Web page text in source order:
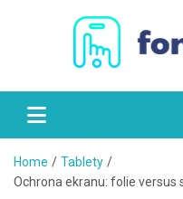
Home
Tablety
Ochrona ekranu: folie versus